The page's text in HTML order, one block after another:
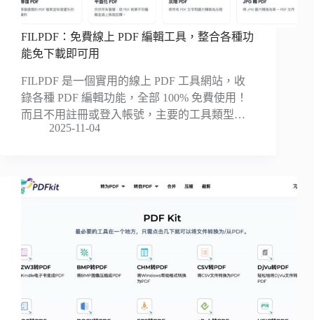
FILPDF：免費線上 PDF 編輯工具，整合各種功
能免下載即可用
FILPDF 是一個實用的線上 PDF 工具網站，收
錄各種 PDF 編輯功能，全部 100% 免費使用！
而且不用註冊或登入帳號，主要的工具類型…
2025-11-04